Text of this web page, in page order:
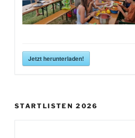
Jetzt herunterladen!
STARTLISTEN 2026